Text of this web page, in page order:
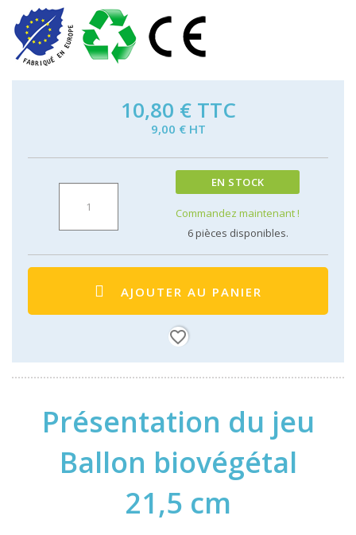
10,80 € TTC
9,00 € HT
EN STOCK
Commandez maintenant !
6pièces disponibles.
AJOUTER AU PANIER
favorite_border
Présentation du jeu
Ballon biovégétal
21,5 cm